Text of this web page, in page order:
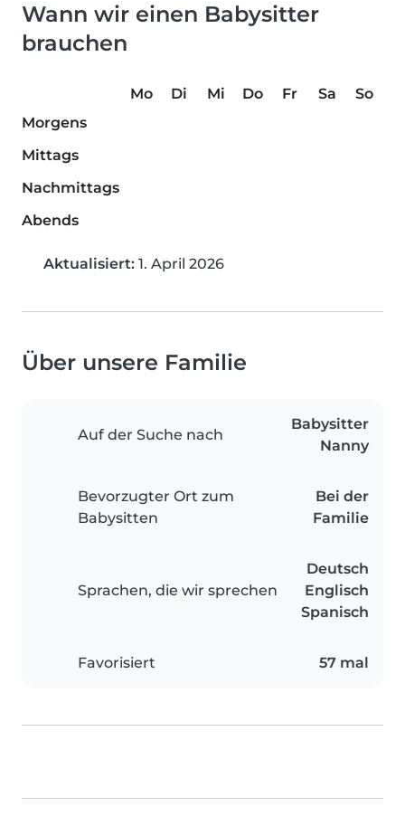
Wann wir einen Babysitter
brauchen
Mo Di Mi Do Fr Sa
So
Morgens
Mittags
Nachmittags
Abends
Aktualisiert: 1. April 2026
Über unsere Familie
Auf der Suche nach
Babysitter
Nanny
Bevorzugter Ort zum
Babysitten
Bei der
Familie
Sprachen, die wir sprechen
Deutsch
Englisch
Spanisch
Favorisiert 57 mal